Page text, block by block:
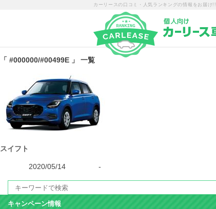
カーリースの口コミ・人気ランキングの情報をお届け!!
「 #000000/#00499E 」 一覧
スイフト
2020/05/14 -
キャンペーン情報